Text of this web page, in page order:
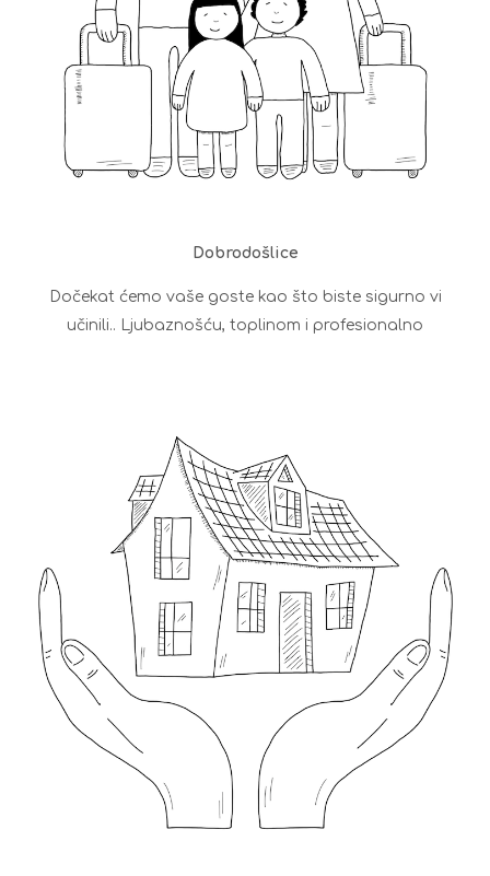
Dobrodošlice
Dočekat ćemo vaše goste kao što biste sigurno vi
učinili.. Ljubaznošću, toplinom i profesionalno